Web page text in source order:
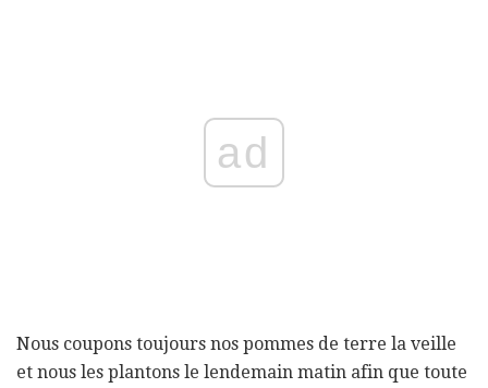
ad
Nous coupons toujours nos pommes de terre la veille
et nous les plantons le lendemain matin afin que toute